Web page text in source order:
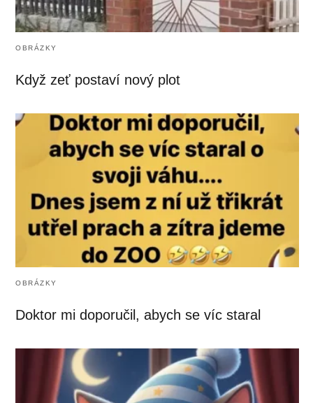
OBRÁZKY
Když zeť postaví nový plot
OBRÁZKY
Doktor mi doporučil, abych se víc staral